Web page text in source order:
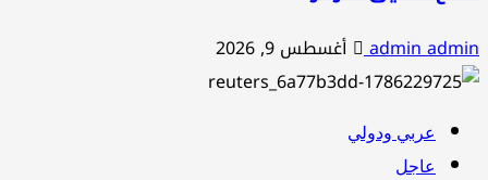
admin admin أغسطس 9, 2026
عربي ودولي
عاجل